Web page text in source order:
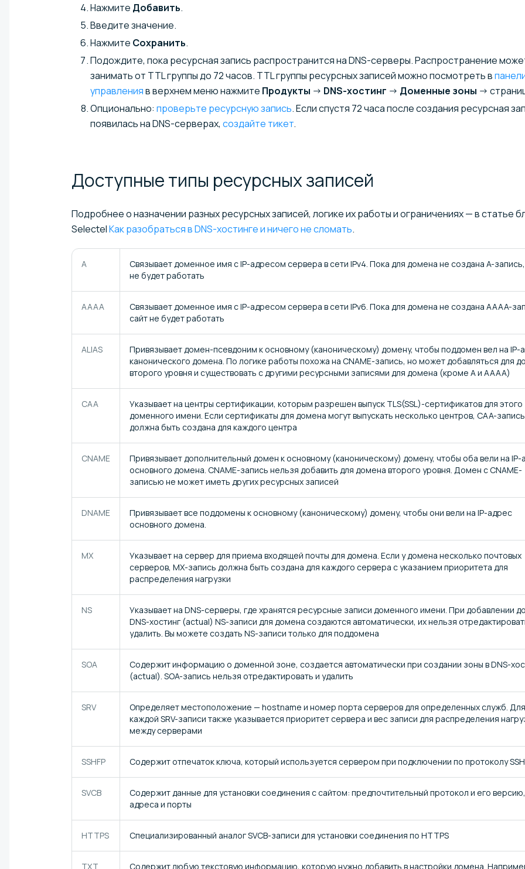
Нажмите Добавить.
Введите значение.
Нажмите Сохранить.
Подождите, пока ресурсная запись распространится на DNS-серверы. Распространение
занимать от TTL группы до 72 часов. TTL группы ресурсных записей можно посмотреть в
управленияв верхнем меню нажмите Продукты → DNS-хостинг → Доменные зоны →
Опционально: проверьте ресурсную запись. Если спустя 72 часа после создания ресурсная
появилась на DNS-серверах, создайте тикет.
Доступные типы ресурсныхзаписей
Подробнее о назначении разных ресурсных записей, логике их работы и ограничениях — в статье
SelectelКак разобраться в DNS-хостинге и ничего не сломать.
А
Связывает доменное имя с IP-адресом сервера в сети IPv4. Пока для домена не создана A-
не будет работать
AAAA
Связывает доменное имя с IP-адресом сервера в сети IPv6. Пока для домена не создана AAAA-
сайт не будет работать
ALIAS
Привязывает домен-псевдоним к основному (каноническому) домену, чтобы поддомен вел на IP-
канонического домена. По логике работы похожа на CNAME-запись, но может добавляться для
второго уровня и существовать с другими ресурсными записями для домена (кроме A и AAAA)
CAA
Указывает на центры сертификации, которым разрешен выпуск TLS(SSL)-сертификатов для этого
доменного имени. Если сертификаты для домена могут выпускать несколько центров, CAA-запись
должна быть создана для каждого центра
CNAME
Привязывает дополнительный домен к основному (каноническому) домену, чтобы оба вели на IP-
основного домена. CNAME-запись нельзя добавить для домена второго уровня. Домен с CNAME-
записью не может иметь других ресурсных записей
DNAME
Привязывает все поддомены к основному (каноническому) домену, чтобы они вели на IP-адрес
основного домена.
MX
Указывает на сервер для приема входящей почты для домена. Если у домена несколько почтовых
серверов, MX-запись должна быть создана для каждого сервера с указанием приоритета для
распределения нагрузки
NS
Указывает на DNS-серверы, где хранятся ресурсные записи доменного имени. При добавлении
DNS-хостинг (actual) NS-записи для домена создаются автоматически, их нельзя
удалить. Вы можете создать NS-записи только для поддомена
SOA
Содержит информацию о доменной зоне, создается автоматически при создании зоны в DNS-
(actual). SOA-запись нельзя отредактировать и удалить
SRV
Определяет местоположение — hostname и номер порта серверов для определенных служб. Для
каждой SRV-записи также указывается приоритет сервера и вес записи для распределения
между серверами
SSHFP Содержит отпечаток ключа, который используется сервером при подключении по протоколу SSH
SVCB
Содержит данные для установки соединения с сайтом: предпочтительный протокол и его
адреса и порты
HTTPS Специализированный аналог SVCB-записи для установки соединения по HTTPS
TXT Содержит любую текстовую информацию, которую нужно добавить в настройки домена.